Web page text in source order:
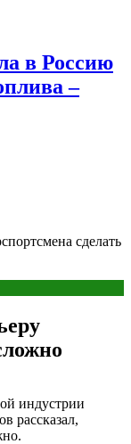
в Россию
–
сделать
индустрии
рассказал,